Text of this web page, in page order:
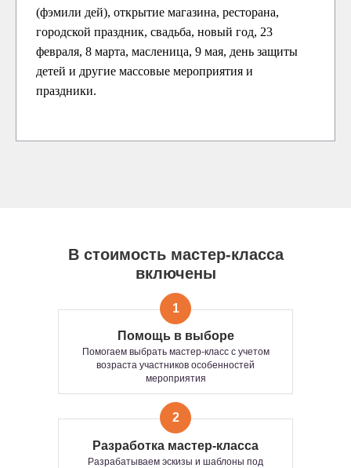
(фэмили дей), открытие магазина, ресторана,
городской праздник, свадьба, новый год, 23
февраля, 8 марта, масленица, 9 мая, день защиты
детей и другие массовые мероприятия и
праздники.
Помощь в выборе
В стоимость мастер-класса
включены
Помогаем выбрать мастер-класс с учетом
возраста участников особенностей
мероприятия
1
Разработка мастер-класса
Разрабатываем эскизы и шаблоны под
2